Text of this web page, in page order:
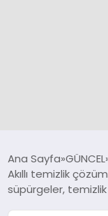
SPOR
Ana Sayfa GÜNCEL
Akıllı temizlik
süpürgeler, temizlik